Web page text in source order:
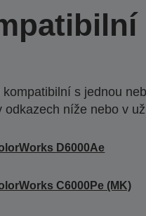
s jednou
odkazech níže nebo v
D6000Ae
C6000Pe (MK)